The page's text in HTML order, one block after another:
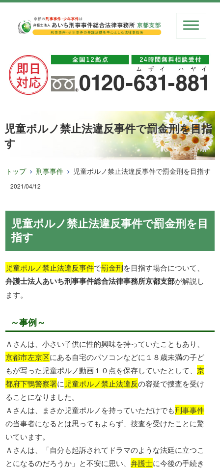
児童ポルノ禁止法違反事件で罰金刑を目指
す
トップ 刑事事件 児童ポルノ禁止法違反事件で罰金刑を目指す
2021/04/12
児童ポルノ禁止法違反事件で罰金刑を目
指す
児童ポルノ禁止法違反事件で罰金刑を目指す場合について、
弁護士法人あいち刑事事件総合法律事務所京都支部が解説し
ます。
～事例～
Ａさんは、小さい子供に性的興味を持っていたこともあり、
京都市左京区にある自宅のパソコンなどに１８歳未満の子ど
もが写った児童ポルノ動画１０点を保存していたとして、京
都府下鴨警察署に 児童ポルノ禁止法違反の容疑で捜査を受け
ることになりました。
Ａさんは、まさか児童ポルノを持っていただけでも刑事事件
の当事者になるとは思ってもよらず、捜査を受けたことに驚
いています。
Ａさんは、「自分も起訴されてドラマのような法廷に立つこ
とになるのだろうか」と不安に思い、弁護士に今後の手続き